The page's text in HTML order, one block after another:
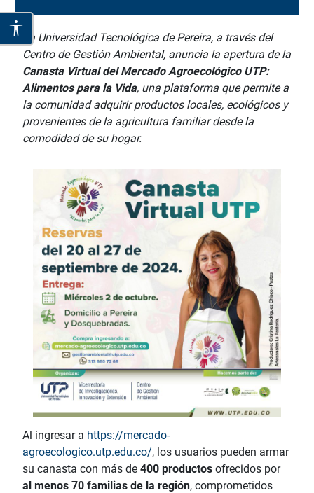
La Universidad Tecnológica de Pereira, a través del
Centro de Gestión Ambiental, anuncia la apertura de la
Canasta Virtual del Mercado Agroecológico UTP:
Alimentos para la Vida, una plataforma que permite a
la comunidad adquirir productos locales, ecológicos y
provenientes de la agricultura familiar desde la
comodidad de su hogar.
Al ingresar a https://mercado-
agroecologico.utp.edu.co/, los usuarios pueden armar
su canasta con más de 400 productos ofrecidos por
al menos 70 familias de la región, comprometidos